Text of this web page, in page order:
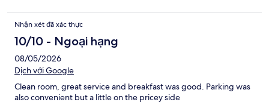
Nhận xét đã xác thực
10/10 - Ngoại hạng
08/05/2026
Dịch với Google
Clean room, great service and breakfast was good. Parking was
also convenient but a little on the pricey side